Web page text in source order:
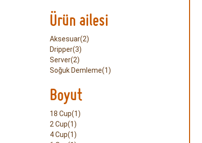
Ürün ailesi
Aksesuar(2)
Dripper(3)
Server(2)
Soğuk Demleme(1)
Boyut
18 Cup(1)
2 Cup(1)
4 Cup(1)